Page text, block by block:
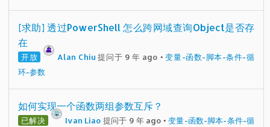
[求助] 透过PowerShell 怎么跨网域查询Object是否存
在
开放 Alan Chiu 提问于 9 年 ago •变量-函数-脚本-条件-循
环-参数
如何实现一个函数两组参数互斥？
已解决 Ivan Liao 提问于 9 年 ago •变量-函数-脚本-条件-循